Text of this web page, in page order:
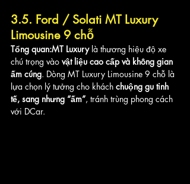
3.5. Ford / Solati MT Luxury
Limousine 9 chỗ
Tổng quan:MT Luxury là thương hiệu độ xe
chú trọng vào vật liệu cao cấp và không gian
ấm cúng. Dòng MT Luxury Limousine 9 chỗ là
lựa chọn lý tưởng cho khách chuộng gu tinh
tế, sang nhưng “ấm”, tránh trùng phong cách
với DCar.